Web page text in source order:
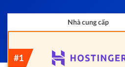
Nhà cung cấp